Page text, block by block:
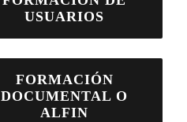
USUARIOS
FORMACIÓN
DOCUMENTAL O
ALFIN